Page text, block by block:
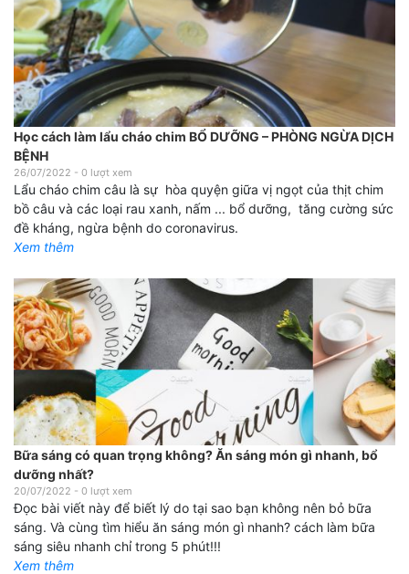
Học cách làm lẩu cháo chim BỔ DƯỠNG – PHÒNG NGỪA DỊCH
BỆNH
26/07/2022 - 0 lượt xem
Lẩu cháo chim câu là sự hòa quyện giữa vị ngọt của thịt chim
bồ câu và các loại rau xanh, nấm ... bổ dưỡng, tăng cường sức
đề kháng, ngừa bệnh do coronavirus.
Xem thêm
Bữa sáng có quan trọng không? Ăn sáng món gì nhanh, bổ
dưỡng nhất?
20/07/2022 - 0 lượt xem
Đọc bài viết này để biết lý do tại sao bạn không nên bỏ bữa
sáng. Và cùng tìm hiểu ăn sáng món gì nhanh? cách làm bữa
sáng siêu nhanh chỉ trong 5 phút!!!
Xem thêm